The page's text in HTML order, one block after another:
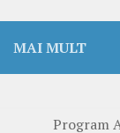
MAI MULT
Program